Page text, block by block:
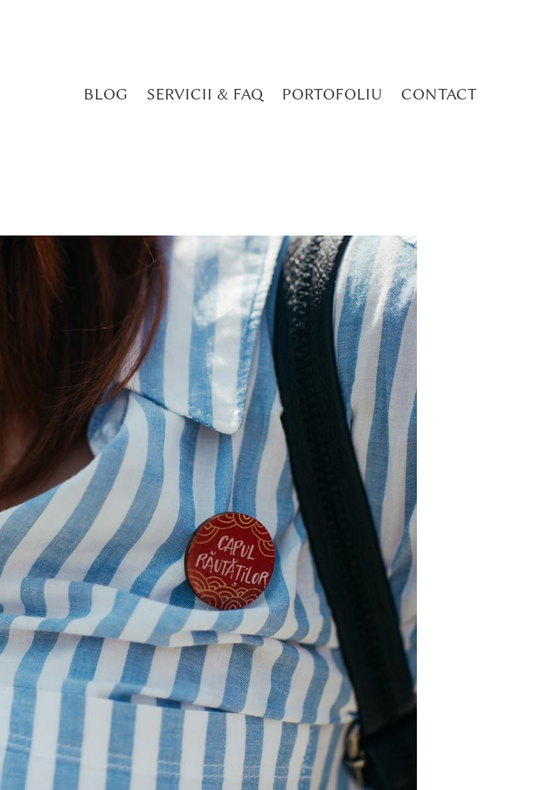
BLOG SERVICII & FAQ PORTOFOLIU CONTACT